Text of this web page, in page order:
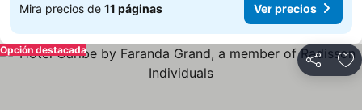
Mira precios de 11 páginas Ver precios
Compartir
Opción destacada